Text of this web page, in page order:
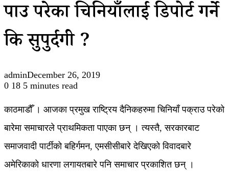
पक्राउ परेका चिनियाँलाई डिपोर्ट गर्ने
कि सुपुर्दगी ?
adminDecember 26, 2019
0 18 5 minutes read
काठमाडौँ । आजका प्रमुख राष्ट्रिय दैनिकहरुमा चिनियाँ पक्राउ परेको
बारेमा समाचारले प्राथमिकता पाएका छन् । त्यस्तै, सरकारबाट
समाजवादी पार्टीको बहिर्गमन, एमसीसीबारे देखिएको विवादबारे
अमेरिकाको धारणा लगायतबारे पनि समाचार प्रकाशित छन् ।